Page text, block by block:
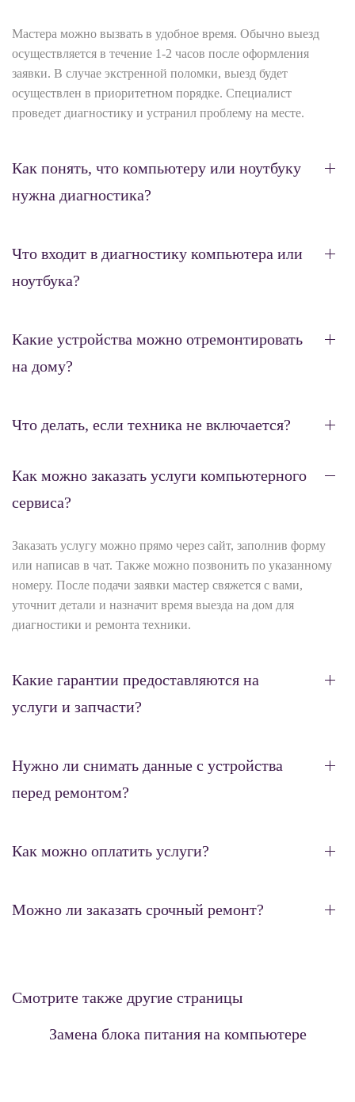
Мастера можно вызвать в удобное время. Обычно выезд
осуществляется в течение 1-2 часов после оформления
заявки. В случае экстренной поломки, выезд будет
осуществлен в приоритетном порядке. Специалист
проведет диагностику и устранил проблему на месте.
Как понять, что компьютеру или ноутбуку
нужна диагностика?
Что входит в диагностику компьютера или
ноутбука?
Какие устройства можно отремонтировать
на дому?
Что делать, если техника не включается?
Как можно заказать услуги компьютерного
сервиса?
Заказать услугу можно прямо через сайт, заполнив форму
или написав в чат. Также можно позвонить по указанному
номеру. После подачи заявки мастер свяжется с вами,
уточнит детали и назначит время выезда на дом для
диагностики и ремонта техники.
Какие гарантии предоставляются на
услуги и запчасти?
Нужно ли снимать данные с устройства
перед ремонтом?
Как можно оплатить услуги?
Можно ли заказать срочный ремонт?
Смотрите также другие страницы
Замена блока питания на компьютере